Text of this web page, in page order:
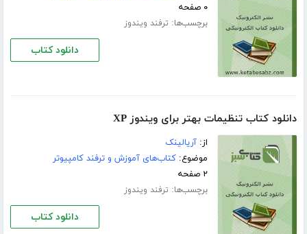
۰ صفحه
برچسب‌ها: ترفند ویندوز
دانلود کتاب
دانلود کتاب تنظیمات بهتر برای ویندوز XP
از:آریالینک
موضوع:کتاب‌های آموزش و ترفند کامپیوتر
۲ صفحه
برچسب‌ها: ترفند ویندوز
دانلود کتاب